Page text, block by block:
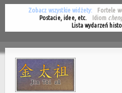
Zobacz wszystkie widżety: Fortele
Postacie, idee, etc.
Idiom
Lista wydarzeń